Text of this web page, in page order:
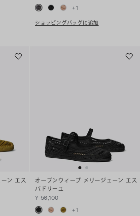
+1
ショッピングバッグに追加
ン エス
オープンウィーブ メリージェーン エス
パドリーユ
¥ 56,100
+1